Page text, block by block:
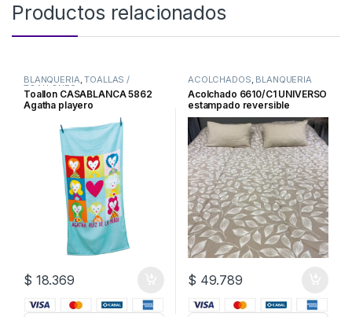
Productos relacionados
BLANQUERIA,TOALLAS /
TOALLONES
Toallon CASABLANCA 5862
Agatha playero
$ 18.369
ACOLCHADOS, BLANQUERIA
Acolchado 6610/C1 UNIVERSO
estampado reversible
$ 49.789